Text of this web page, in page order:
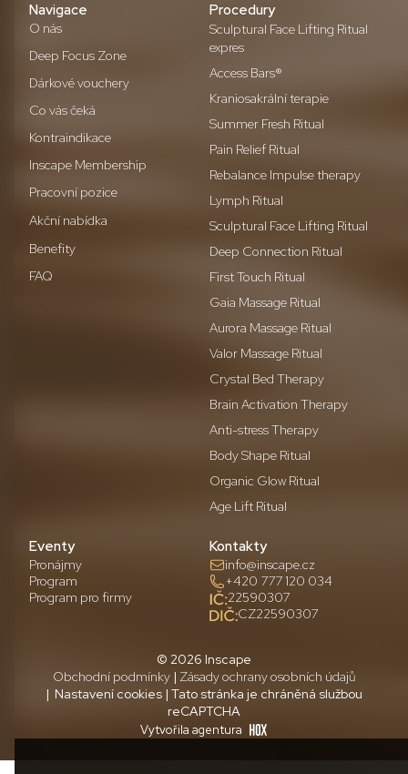
Navigace
O nás
Deep Focus Zone
Dárkové vouchery
Co vás čeká
Kontraindikace
Inscape Membership
Pracovní pozice
Akční nabídka
Benefity
FAQ
Procedury
Sculptural Face Lifting Ritual
expres
Access Bars®
Kraniosakrální terapie
Summer Fresh Ritual
Pain Relief Ritual
Rebalance Impulse therapy
Lymph Ritual
Sculptural Face Lifting Ritual
Deep Connection Ritual
First Touch Ritual
Gaia Massage Ritual
Aurora Massage Ritual
Valor Massage Ritual
Crystal Bed Therapy
Brain Activation Therapy
Anti-stress Therapy
Body Shape Ritual
Organic Glow Ritual
Age Lift Ritual
Eventy
Pronájmy
Program
Program pro firmy
Kontakty
info@inscape.cz
+420 777 120 034
22590307
CZ22590307
© 2026 Inscape
Obchodní podmínky | Zásady ochrany osobních údajů
| Nastavení cookies | Tato stránka je chráněná službou
reCAPTCHA
Vytvořila agentura